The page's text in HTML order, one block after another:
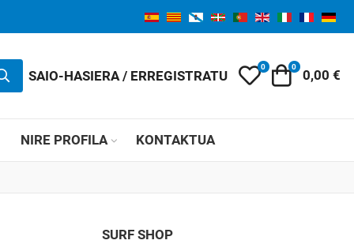
SAIO-HASIERA / ERREGISTRATU My Wishlist
0 Orga
0
0,00 €
NIRE PROFILA KONTAKTUA
SURF SHOP